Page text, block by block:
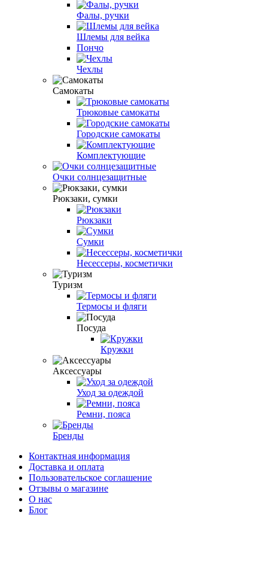
Фалы, ручки
Шлемы для вейка
Пончо
Чехлы
Самокаты
Трюковые самокаты
Городские самокаты
Комплектующие
Очки солнцезащитные
Рюкзаки, сумки
Рюкзаки
Сумки
Несессеры, косметички
Туризм
Термосы и фляги
Посуда
Кружки
Аксессуары
Уход за одеждой
Ремни, пояса
Бренды
Контактная информация
Доставка и оплата
Пользовательское соглашение
Отзывы о магазине
О нас
Блог